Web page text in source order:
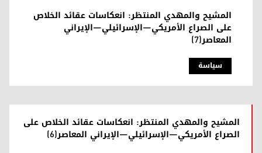
سیاسة
المشيح والمهدي المنتظر: انعكاسات عقائد الخلاص
على الصراع الأمريكي–الإسرائيلي–الإيراني
المعاصر(7)
المشيح والمهدي المنتظر: انعكاسات عقائد الخلاص على
الصراع الأمريكي–الإسرائيلي–الإيراني المعاصر(6)